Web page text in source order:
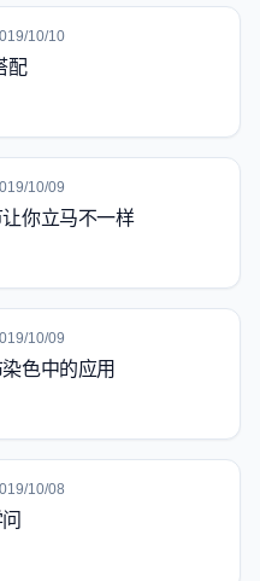
10/10
配
10/09
你立马不一样
10/09
色中的应用
10/08